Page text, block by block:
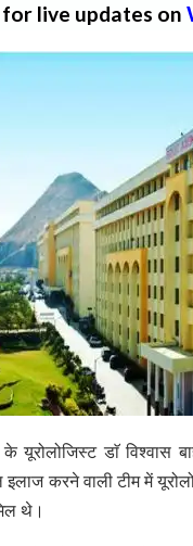
live updates on
डाॅ विश्वास
करने वाली टीम में
थे।